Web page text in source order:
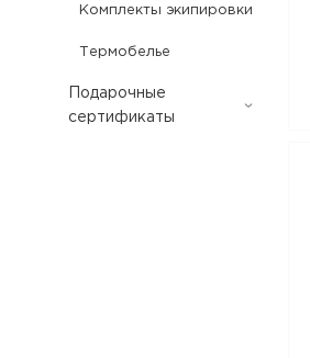
Комплекты экипировки
Термобелье
Подарочные
сертификаты